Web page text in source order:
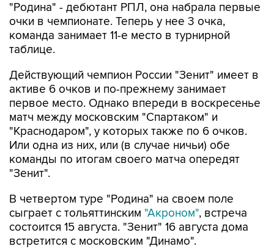
"Родина" - дебютант РПЛ, она набрала первые
очки в чемпионате. Теперь у нее 3 очка,
команда занимает 11-е место в турнирной
таблице.
Действующий чемпион России "Зенит" имеет в
активе 6 очков и по-прежнему занимает
первое место. Однако впереди в воскресенье
матч между московским "Спартаком" и
"Краснодаром", у которых также по 6 очков.
Или одна из них, или (в случае ничьи) обе
команды по итогам своего матча опередят
"Зенит".
В четвертом туре "Родина" на своем поле
сыграет с тольяттинским "Акроном", встреча
состоится 15 августа. "Зенит" 16 августа дома
встретится с московским "Динамо".